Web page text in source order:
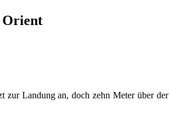
Orient
Landung an, doch zehn Meter über